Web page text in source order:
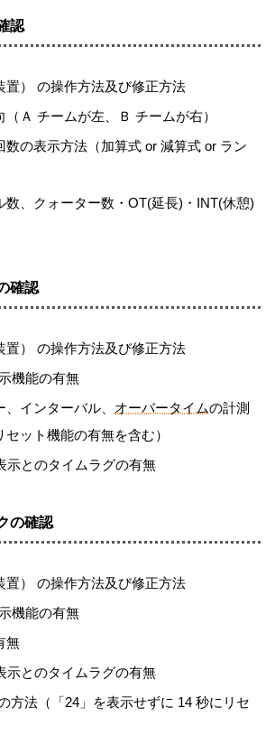
認
置） の操作方法及び修正方法
Ａ チームが左、Ｂ チームが右）
数の表示方法（加算式 or 減算式 or ラン
数、クォーター数・OT(延長)・INT(休憩)
確認
置） の操作方法及び修正方法
機能の有無
インターバル、 オーバータイムの計測
ット機能の有無を含む）
示とのタイムラグの有無
の確認
置） の操作方法及び修正方法
機能の有無
無
示とのタイムラグの有無
方法（「24」を表示せずに 14 秒にリセ